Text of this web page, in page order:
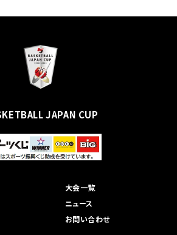
JAPAN CUP
大会一覧
ニュース
お問い合わせ